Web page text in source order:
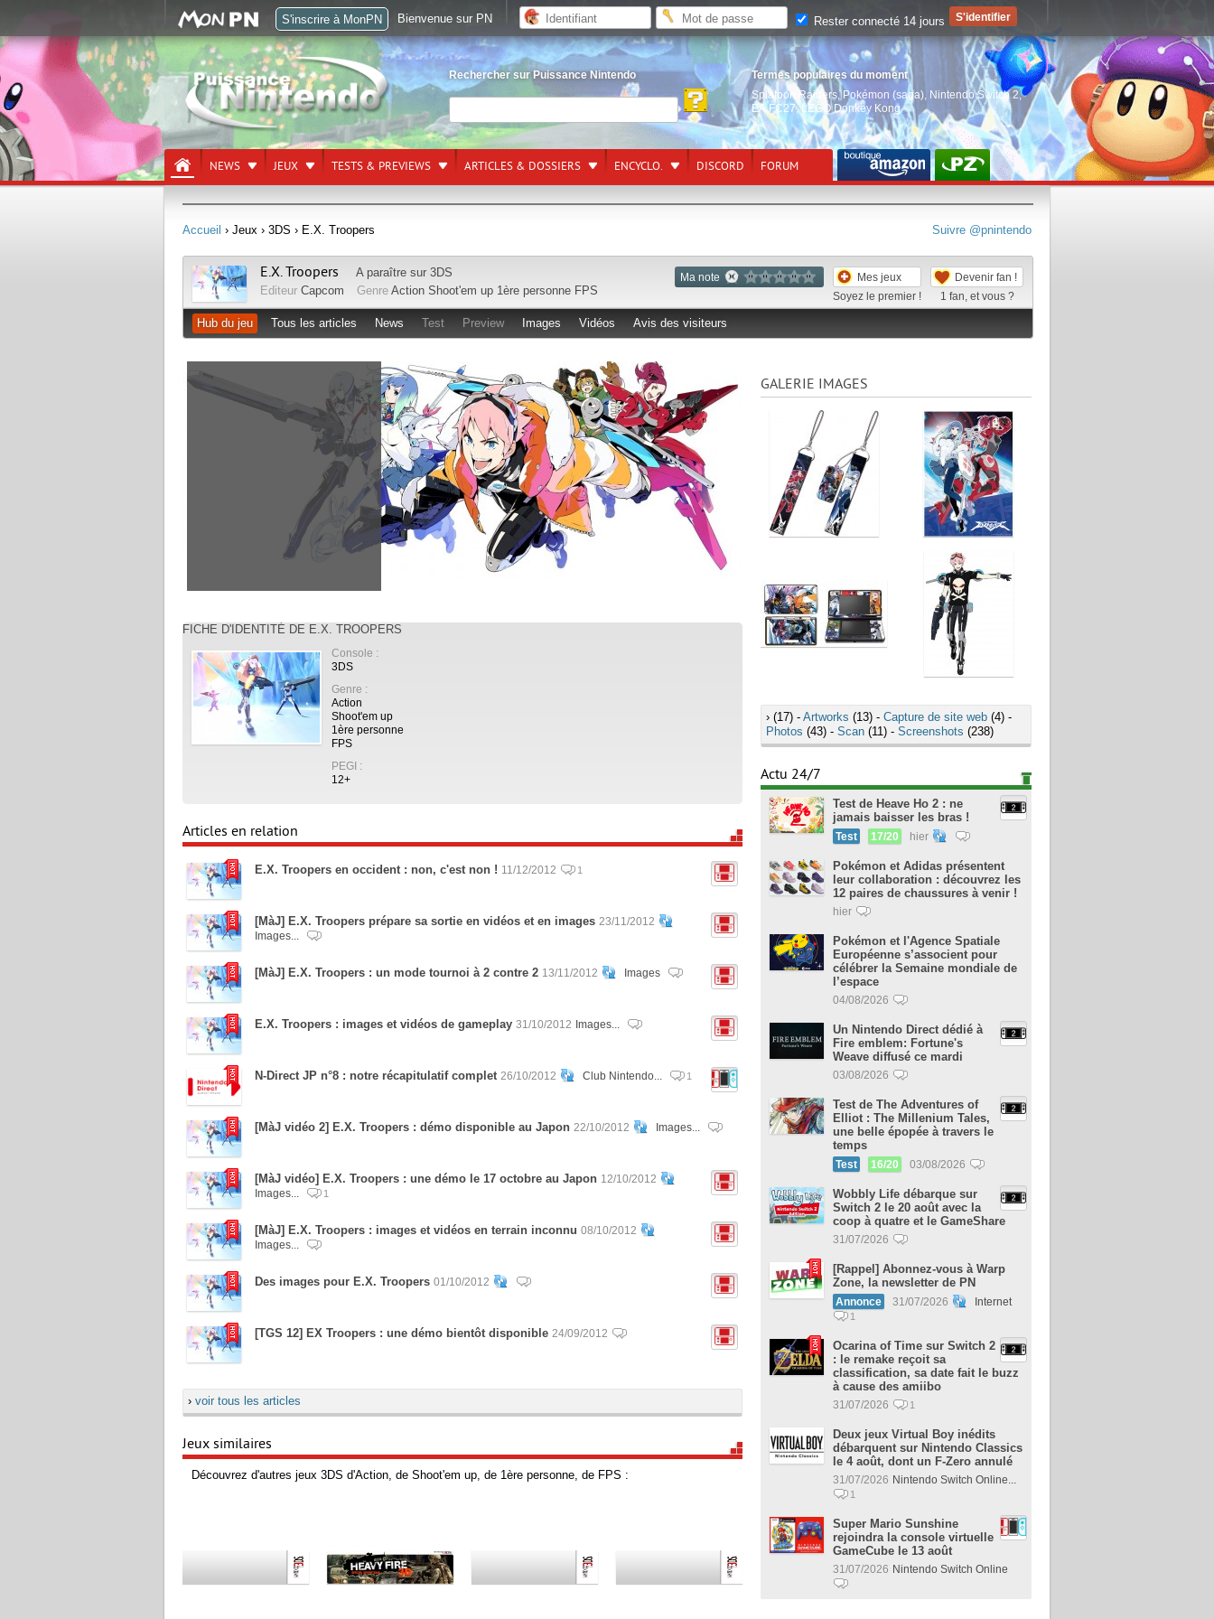
Rechercher sur Puissance Nintendo
Termes populaires du moment
Splatoon Raiders, Pokémon (saga) Nintendo Switch 2,
EA FC27,LEGO Donkey Kong
NEWS JEUX TESTS & PREVIEWS ARTICLES & DOSSIERS ENCYCLO. DISCORD FORUM
Suivre @pnintendo
Accueil › Jeux › 3DS › E.X. Troopers
Ma note
Mes jeux
Soyez le premier !
Devenir fan !
1 fan, et vous ?
E.X. Troopers A paraître sur 3DS
Editeur Capcom Genre Action Shoot'em up 1ère personne FPS
Hub du jeu Tous les articles News Test Preview Images Vidéos Avis des visiteurs
FICHE D'IDENTITÉ DE E.X. TROOPERS
Console :
3DS
Genre :
Action
Shoot'em up
1ère personne
FPS
PEGI :
12+
Articles en relation
E.X. Troopers en occident : non, c'est non ! 11/12/2012 1
[MàJ] E.X. Troopers prépare sa sortie en vidéos et en images 23/11/2012
Images...
[MàJ] E.X. Troopers : un mode tournoi à 2 contre 2 13/11/2012 Images
E.X. Troopers : images et vidéos de gameplay 31/10/2012 Images...
N-Direct JP n°8 : notre récapitulatif complet 26/10/2012 Club Nintendo... 1
[MàJ vidéo 2] E.X. Troopers : démo disponible au Japon 22/10/2012 Images...
[MàJ vidéo] E.X. Troopers : une démo le 17 octobre au Japon 12/10/2012
Images...
1
[MàJ] E.X. Troopers : images et vidéos en terrain inconnu 08/10/2012
Images...
Des images pour E.X. Troopers 01/10/2012
[TGS 12] EX Troopers : une démo bientôt disponible 24/09/2012
› voir tous les articles
Jeux similaires
Découvrez d'autres jeux 3DS d'Action, de Shoot'em up, de 1ère personne, de FPS :
GALERIE IMAGES
› (17) - Artworks (13) - Capture de site web (4) -
Photos (43) - Scan (11) - Screenshots (238)
Actu 24/7
Test de Heave Ho 2 : ne
jamais baisser les bras !
Test 17/20 hier
Pokémon et Adidas présentent
leur collaboration : découvrez les
12 paires de chaussures à venir !
hier
Pokémon et l'Agence Spatiale
Européenne s’associent pour
célébrer la Semaine mondiale de
l’espace
04/08/2026
Un Nintendo Direct dédié à
Fire emblem: Fortune's
Weave diffusé ce mardi
03/08/2026
Test de The Adventures of
Elliot : The Millenium Tales,
une belle épopée à travers le
temps
Test 16/20 03/08/2026
Wobbly Life débarque sur
Switch 2 le 20 août avec la
coop à quatre et le GameShare
31/07/2026
[Rappel] Abonnez-vous à Warp
Zone, la newsletter de PN
Annonce 31/07/2026 Internet
1
Ocarina of Time sur Switch 2
: le remake reçoit sa
classification, sa date fait le buzz
à cause des amiibo
31/07/2026 1
Deux jeux Virtual Boy inédits
débarquent sur Nintendo Classics
le 4 août, dont un F-Zero annulé
31/07/2026 Nintendo Switch Online...
1
Super Mario Sunshine
rejoindra la console virtuelle
GameCube le 13 août
31/07/2026 Nintendo Switch Online
S'inscrire à MonPN Bienvenue sur PN Rester connecté 14 jours